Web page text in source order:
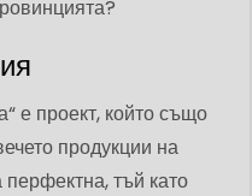
е проект, който също
продукции на
тъй като